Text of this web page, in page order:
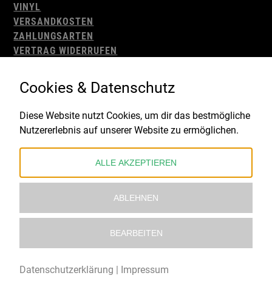
VINYL
VERSANDKOSTEN
ZAHLUNGSARTEN
VERTRAG WIDERRUFEN
WIDERRUFSBELEHRUNG
IMPRESSUM
Gefördert durch:
Cookies & Datenschutz
Diese Website nutzt Cookies, um dir das bestmögliche
Nutzererlebnis auf unserer Website zu ermöglichen.
ALLE AKZEPTIEREN
ABLEHNEN
BEARBEITEN
Datenschutzerklärung | Impressum